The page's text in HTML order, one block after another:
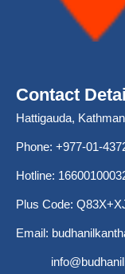
Contact
Hattigauda,
Phone: +977-01-
Hotline:
Plus Code:
Email: